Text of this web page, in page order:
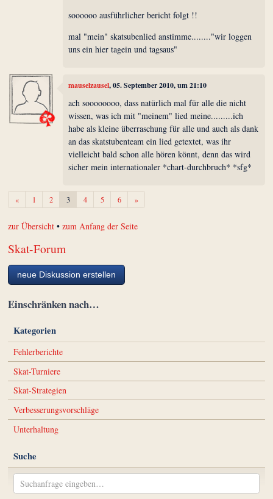
soooooo ausführlicher bericht folgt !!
mal "mein" skatsubenlied anstimme........"wir loggen
uns ein hier tagein und tagsaus"
mauselzausel, 05. September 2010, um 21:10
ach soooooooo, dass natürlich mal für alle die nicht
wissen, was ich mit "meinem" lied meine.........ich
habe als kleine überraschung für alle und auch als dank
an das skatstubenteam ein lied getextet, was ihr
vielleicht bald schon alle hören könnt, denn das wird
sicher mein internationaler *chart-durchbruch* *sfg*
«Zurück1 2 3 4 5 6 »Weiter
zur Übersicht •zum Anfang der Seite
Skat-Forum
neue Diskussion erstellen
Einschränken nach…
Kategorien
Fehlerberichte
Skat-Turniere
Skat-Strategien
Verbesserungsvorschläge
Unterhaltung
Suche